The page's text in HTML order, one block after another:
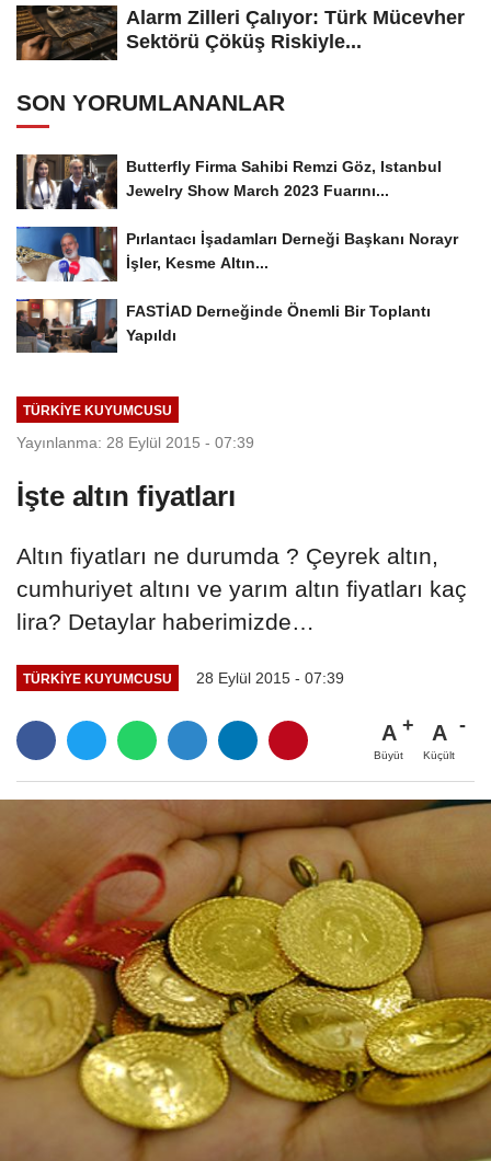
Alarm Zilleri Çalıyor: Türk Mücevher
Sektörü Çöküş Riskiyle...
SON YORUMLANANLAR
Butterfly Firma Sahibi Remzi Göz, Istanbul
Jewelry Show March 2023 Fuarını...
Pırlantacı İşadamları Derneği Başkanı Norayr
İşler, Kesme Altın...
FASTİAD Derneğinde Önemli Bir Toplantı
Yapıldı
TÜRKIYE KUYUMCUSU
Yayınlanma: 28 Eylül 2015 - 07:39
İşte altın fiyatları
Altın fiyatları ne durumda ? Çeyrek altın,
cumhuriyet altını ve yarım altın fiyatları kaç
lira? Detaylar haberimizde…
TÜRKIYE KUYUMCUSU 28 Eylül 2015 - 07:39
A
Büyüt
A
Küçült